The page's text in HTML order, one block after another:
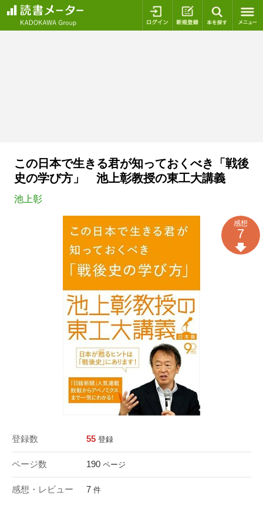
ログイン 新規登録
この日本で生きる君が知っておくべき「戦後
史の学び方」 池上彰教授の東工大講義
池上彰
登録数 55 登録
ページ数 190 ページ
感想・レビュー 7 件
感想
7